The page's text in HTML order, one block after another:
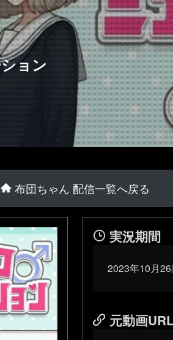
ョン
布団ちゃん 配信一覧へ戻る
実況期間
2023年10月26
元動画